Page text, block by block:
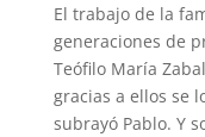
El trabajo de la
generaciones de
Teófilo María
gracias a ellos se
subrayó Pablo. Y